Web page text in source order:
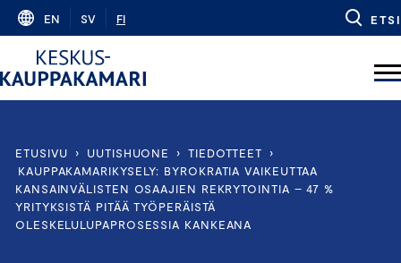
Skip
content
EN SV FI ETSI
ETUSIVU › UUTISHUONE › TIEDOTTEET
›
KAUPPAKAMARIKYSELY: BYROKRATIA VAIKEUTTAA
KANSAINVÄLISTEN OSAAJIEN REKRYTOINTIA – 47 %
YRITYKSISTÄ PITÄÄ TYÖPERÄISTÄ
OLESKELULUPAPROSESSIA KANKEANA